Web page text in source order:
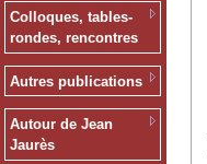
Colloques, tables-
rondes, rencontres
Autres publications
Autour de Jean
Jaurès